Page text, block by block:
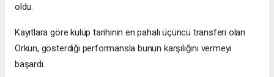
oldu.
Kayıtlara göre kulüp tarihinin en pahalı üçüncü transferi olan
Orkun, gösterdiği performansla bunun karşılığını vermeyi
başardı.